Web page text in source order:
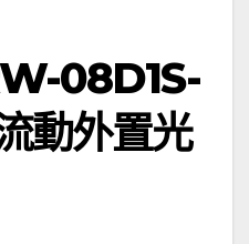
08D1S-
動外置光